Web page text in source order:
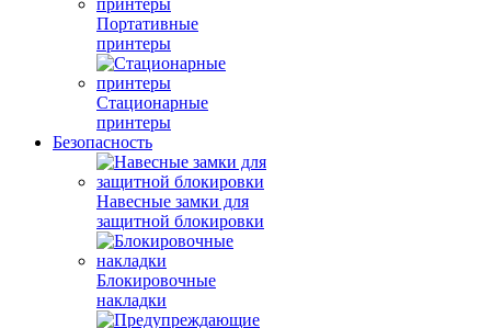
Портативные
принтеры
Стационарные
принтеры
Безопасность
Навесные замки для
защитной блокировки
Блокировочные
накладки